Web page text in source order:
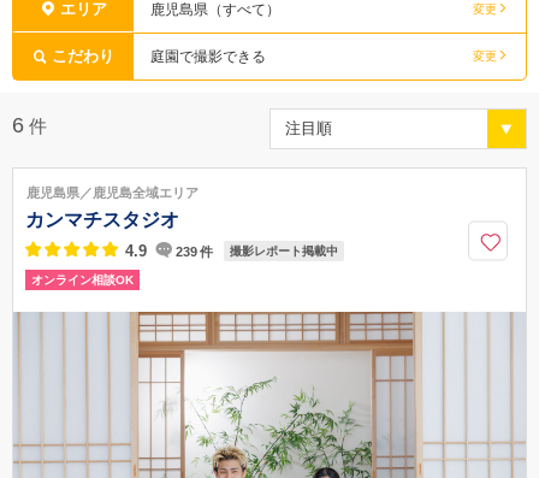
エリア 鹿児島県（すべて） 変更
こだわり 庭園で撮影できる 変更
6 件
鹿児島県／鹿児島全域エリア
カンマチスタジオ
4.9 239件 撮影レポート掲載中
オンライン相談OK